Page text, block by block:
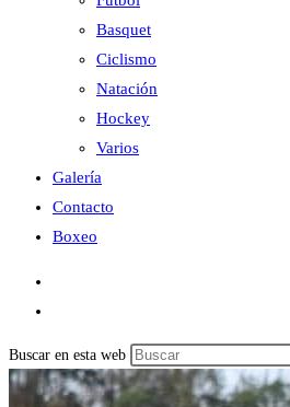
Basquet
Ciclismo
Natación
Hockey
Varios
Galería
Contacto
Boxeo
Buscar en esta web